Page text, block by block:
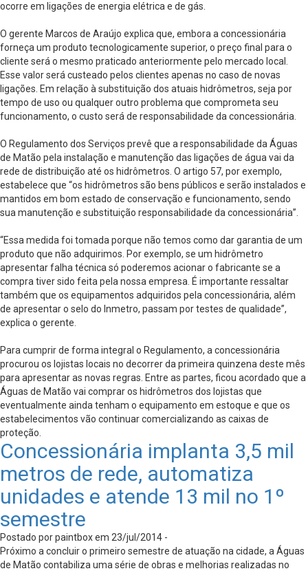
ocorre em ligações de energia elétrica e de gás.
O gerente Marcos de Araújo explica que, embora a concessionária
forneça um produto tecnologicamente superior, o preço final para o
cliente será o mesmo praticado anteriormente pelo mercado local.
Esse valor será custeado pelos clientes apenas no caso de novas
ligações. Em relação à substituição dos atuais hidrômetros, seja por
tempo de uso ou qualquer outro problema que comprometa seu
funcionamento, o custo será de responsabilidade da concessionária.
O Regulamento dos Serviços prevê que a responsabilidade da Águas
de Matão pela instalação e manutenção das ligações de água vai da
rede de distribuição até os hidrômetros. O artigo 57, por exemplo,
estabelece que “os hidrômetros são bens públicos e serão instalados e
mantidos em bom estado de conservação e funcionamento, sendo
sua manutenção e substituição responsabilidade da concessionária”.
“Essa medida foi tomada porque não temos como dar garantia de um
produto que não adquirimos. Por exemplo, se um hidrômetro
apresentar falha técnica só poderemos acionar o fabricante se a
compra tiver sido feita pela nossa empresa. É importante ressaltar
também que os equipamentos adquiridos pela concessionária, além
de apresentar o selo do Inmetro, passam por testes de qualidade”,
explica o gerente.
Para cumprir de forma integral o Regulamento, a concessionária
procurou os lojistas locais no decorrer da primeira quinzena deste mês
para apresentar as novas regras. Entre as partes, ficou acordado que a
Águas de Matão vai comprar os hidrômetros dos lojistas que
eventualmente ainda tenham o equipamento em estoque e que os
estabelecimentos vão continuar comercializando as caixas de
proteção.
Concessionária implanta 3,5 mil
metros de rede, automatiza
unidades e atende 13 mil no 1º
semestre
Postado por paintbox em 23/jul/2014 -
Próximo a concluir o primeiro semestre de atuação na cidade, a Águas
de Matão contabiliza uma série de obras e melhorias realizadas no